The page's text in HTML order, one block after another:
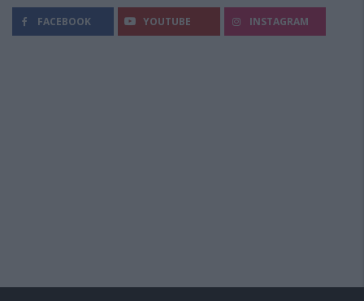
FACEBOOK YOUTUBE INSTAGRAM